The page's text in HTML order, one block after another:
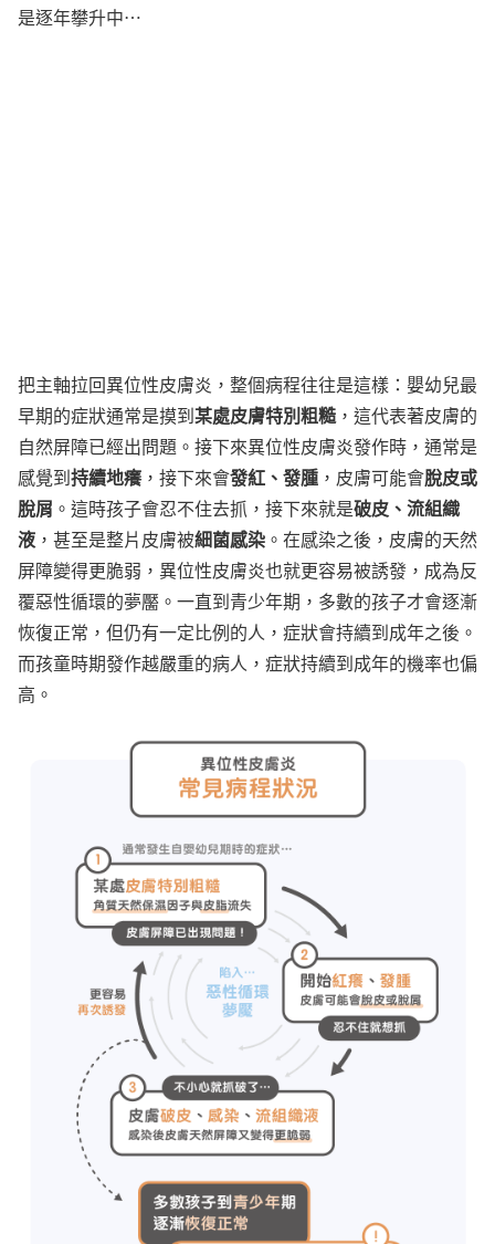
是逐年攀升中⋯
把主軸拉回異位性皮膚炎，整個病程往往是這樣：嬰幼兒最
早期的症狀通常是摸到某處皮膚特別粗糙 ，這代表著皮膚的
自然屏障已經出問題。接下來異位性皮膚炎發作時，通常是
感覺到持續地癢，接下來會發紅、發腫 ，皮膚可能會脫皮或
脫屑 。這時孩子會忍不住去抓，接下來就是破皮、流組織
液 ，甚至是整片皮膚被細菌感染 。在感染之後，皮膚的天然
屏障變得更脆弱，異位性皮膚炎也就更容易被誘發，成為反
覆惡性循環的夢靨。一直到青少年期，多數的孩子才會逐漸
恢復正常，但仍有一定比例的人，症狀會持續到成年之後。
而孩童時期發作越嚴重的病人，症狀持續到成年的機率也偏
高。